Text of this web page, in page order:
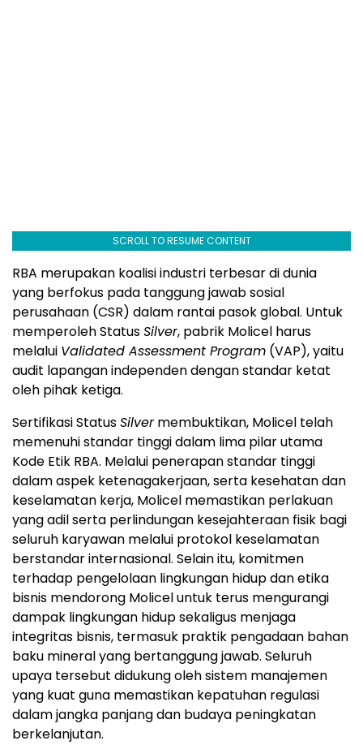
SCROLL TO RESUME CONTENT
RBA merupakan koalisi industri terbesar di dunia
yang berfokus pada tanggung jawab sosial
perusahaan (CSR) dalam rantai pasok global. Untuk
memperoleh StatusSilver, pabrik Molicel harus
melalui Validated Assessment Program (VAP), yaitu
audit lapangan independen dengan standar ketat
oleh pihak ketiga.
Sertifikasi StatusSilvermembuktikan, Molicel telah
memenuhi standar tinggi dalam lima pilar utama
Kode Etik RBA. Melalui penerapan standar tinggi
dalam aspek ketenagakerjaan, serta kesehatan dan
keselamatan kerja, Molicel memastikan perlakuan
yang adil serta perlindungan kesejahteraan fisik bagi
seluruh karyawan melalui protokol keselamatan
berstandar internasional. Selain itu, komitmen
terhadap pengelolaan lingkungan hidup dan etika
bisnis mendorong Molicel untuk terus mengurangi
dampak lingkungan hidup sekaligus menjaga
integritas bisnis, termasuk praktik pengadaan bahan
baku mineral yang bertanggung jawab. Seluruh
upaya tersebut didukung oleh sistem manajemen
yang kuat guna memastikan kepatuhan regulasi
dalam jangka panjang dan budaya peningkatan
berkelanjutan.